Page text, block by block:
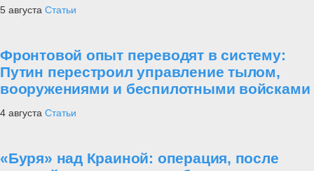
5 августа Статьи
Фронтовой опыт переводят в систему:
Путин перестроил управление тылом,
вооружениями и беспилотными войсками
4 августа Статьи
«Буря» над Краиной: операция, после